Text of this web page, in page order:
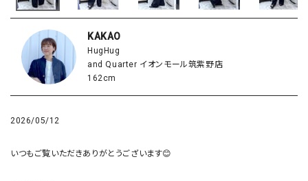
KAKAO
HugHug
and Quarter イオンモール筑紫野店
162cm
2026/05/12
いつもご覧いただきありがとうございます😊